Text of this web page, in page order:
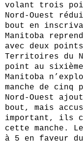
volant trois
Nord‑Ouest
bout en
Manitoba
avec deux
Territoires du
point au
Manitoba
manche de
Nord‑Ouest
bout, mais
important, ils
cette manche.
à 5 en faveur